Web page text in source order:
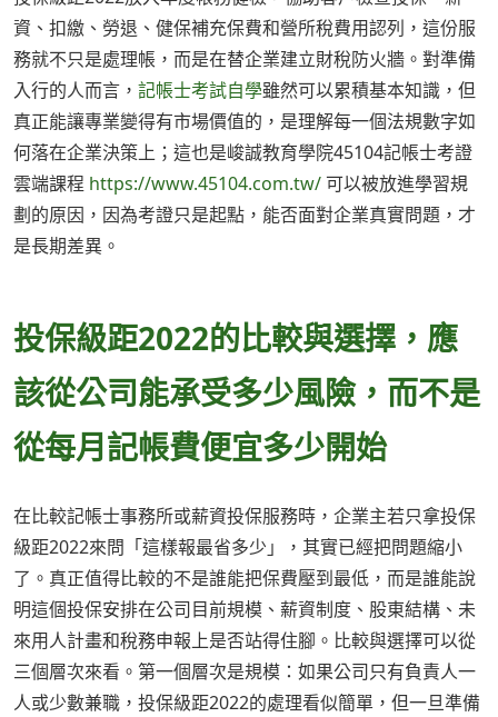
資、扣繳、勞退、健保補充保費和營所稅費用認列，這份服
務就不只是處理帳，而是在替企業建立財稅防火牆。對準備
入行的人而言， 記帳士考試自學雖然可以累積基本知識，但
真正能讓專業變得有市場價值的，是理解每一個法規數字如
何落在企業決策上；這也是峻誠教育學院45104記帳士考證
雲端課程 https://www.45104.com.tw/ 可以被放進學習規
劃的原因，因為考證只是起點，能否面對企業真實問題，才
是長期差異。
投保級距2022的比較與選擇，應
該從公司能承受多少風險，而不是
從每月記帳費便宜多少開始
在比較記帳士事務所或薪資投保服務時，企業主若只拿投保
級距2022來問「這樣報最省多少」，其實已經把問題縮小
了。真正值得比較的不是誰能把保費壓到最低，而是誰能說
明這個投保安排在公司目前規模、薪資制度、股東結構、未
來用人計畫和稅務申報上是否站得住腳。比較與選擇可以從
三個層次來看。第一個層次是規模：如果公司只有負責人一
人或少數兼職，投保級距2022的處理看似簡單，但一旦準備